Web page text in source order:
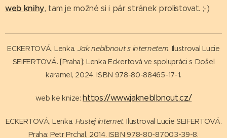
web knihy, tam je možné si i pár stránek prolistovat. ;-)
ECKERTOVÁ, Lenka. Jak neblbnout s internetem. Ilustroval Lucie
SEIFERTOVÁ. [Praha]: Lenka Eckertová ve spolupráci s Došel
karamel, 2024. ISBN 978-80-88465-17-1.
web ke knize: https://www.jakneblbnout.cz/
ECKERTOVÁ, Lenka. Hustej internet. Ilustroval Lucie SEIFERTOVÁ.
Praha: Petr Prchal, 2014. ISBN 978-80-87003-39-8.